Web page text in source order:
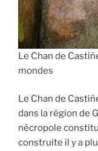
Le Chan de
mondes
Le Chan de
dans la région de
nécropole
construite il y a